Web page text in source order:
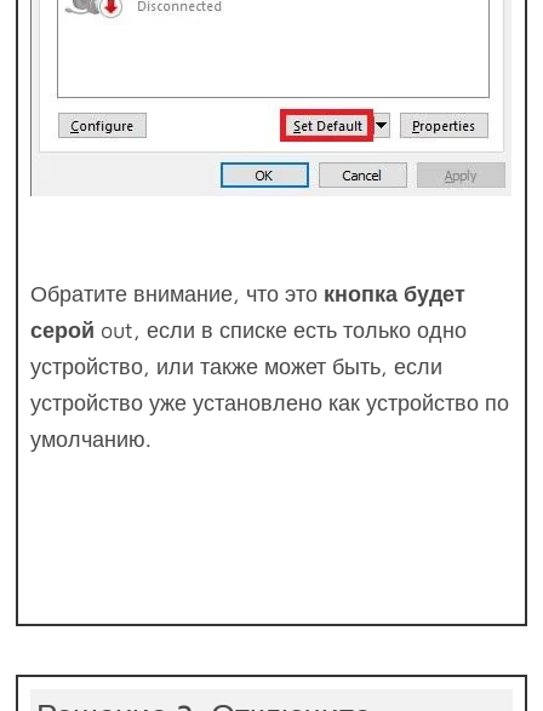
Обратите внимание, что это кнопка будет
серой out, если в списке есть только одно
устройство, или также может быть, если
устройство уже установлено как устройство по
умолчанию.